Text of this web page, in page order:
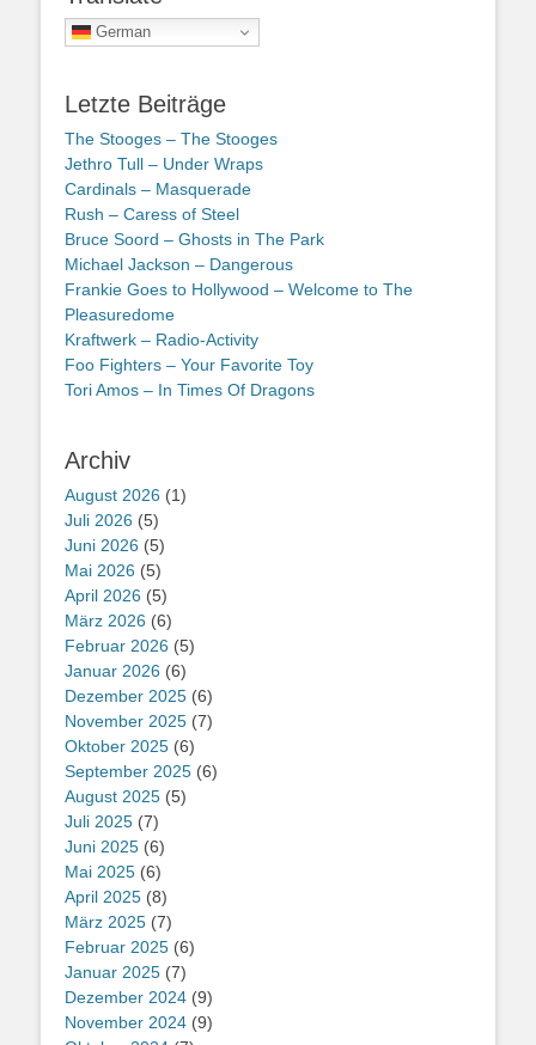
German
Letzte Beiträge
The Stooges – The Stooges
Jethro Tull – Under Wraps
Cardinals – Masquerade
Rush – Caress of Steel
Bruce Soord – Ghosts in The Park
Michael Jackson – Dangerous
Frankie Goes to Hollywood – Welcome to The
Pleasuredome
Kraftwerk – Radio-Activity
Foo Fighters – Your Favorite Toy
Tori Amos – In Times Of Dragons
Archiv
August 2026 (1)
Juli 2026 (5)
Juni 2026 (5)
Mai 2026 (5)
April 2026 (5)
März 2026 (6)
Februar 2026 (5)
Januar 2026 (6)
Dezember 2025 (6)
November 2025 (7)
Oktober 2025 (6)
September 2025 (6)
August 2025 (5)
Juli 2025 (7)
Juni 2025 (6)
Mai 2025 (6)
April 2025 (8)
März 2025 (7)
Februar 2025 (6)
Januar 2025 (7)
Dezember 2024 (9)
November 2024 (9)